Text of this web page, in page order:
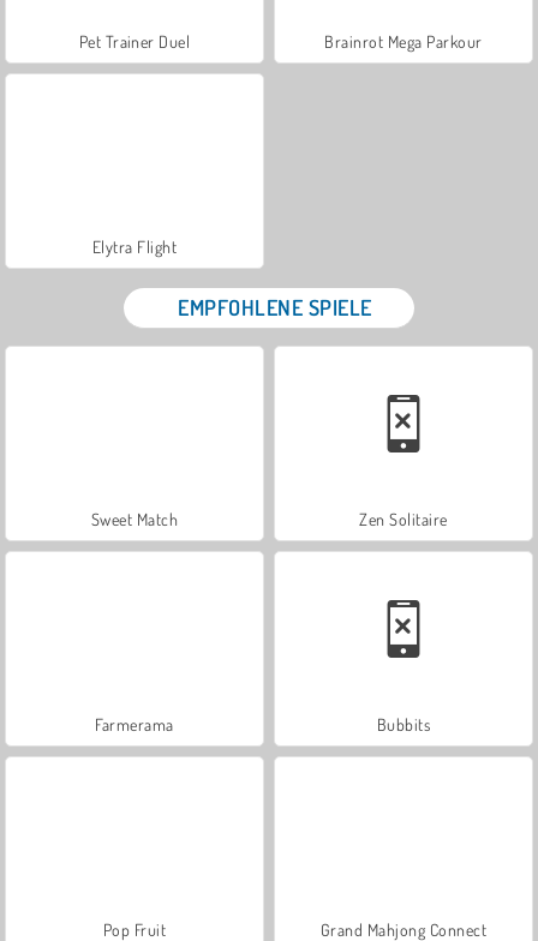
Pet Trainer Duel Brainrot Mega Parkour
Elytra Flight
EMPFOHLENE SPIELE
Sweet Match Zen Solitaire
Farmerama Bubbits
Pop Fruit Grand Mahjong Connect